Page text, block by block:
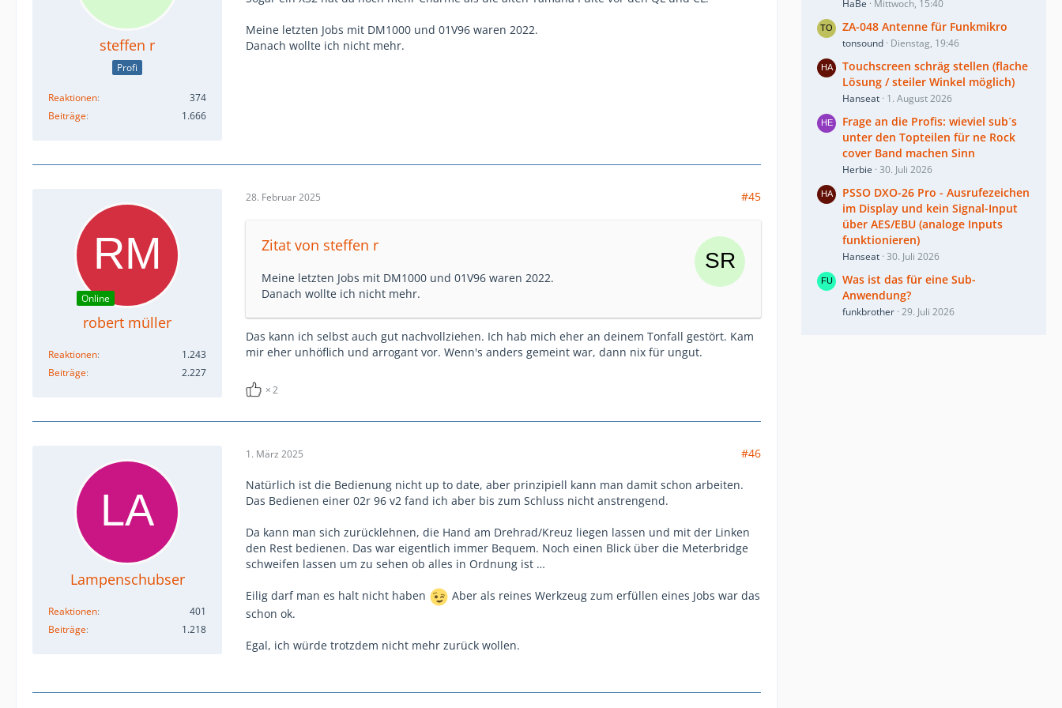
steffen r
Profi
Reaktionen
374
Beiträge
1.666
Meine letzten Jobs mit DM1000 und 01V96 waren 2022.
Danach wollte ich nicht mehr.
Online
robert müller
Reaktionen
1.243
Beiträge
2.227
28. Februar 2025 #45
Zitat von steffen r
Meine letzten Jobs mit DM1000 und 01V96 waren 2022.
Danach wollte ich nicht mehr.
Das kann ich selbst auch gut nachvollziehen. Ich hab mich eher an deinem Tonfall gestört. Kam
mir eher unhöflich und arrogant vor. Wenn's anders gemeint war, dann nix für ungut.
2
Lampenschubser
Reaktionen
401
Beiträge
1.218
1. März 2025 #46
Natürlich ist die Bedienung nicht up to date, aber prinzipiell kann man damit schon arbeiten.
Das Bedienen einer 02r 96 v2 fand ich aber bis zum Schluss nicht anstrengend.
Da kann man sich zurücklehnen, die Hand am Drehrad/Kreuz liegen lassen und mit der Linken
den Rest bedienen. Das war eigentlich immer Bequem. Noch einen Blick über die Meterbridge
schweifen lassen um zu sehen ob alles in Ordnung ist …
Eilig darf man es halt nicht haben
Aber als reines Werkzeug zum erfüllen eines Jobs war das
schon ok.
Egal, ich würde trotzdem nicht mehr zurück wollen.
HaBe Mittwoch, 15:40
ZA-048 Antenne für Funkmikro
tonsound Dienstag, 19:46
Touchscreen schräg stellen (flache
Lösung / steiler Winkel möglich)
Hanseat 1. August 2026
Frage an die Profis: wieviel sub´s
unter den Topteilen für ne Rock
cover Band machen Sinn
Herbie 30. Juli 2026
PSSO DXO-26 Pro - Ausrufezeichen
im Display und kein Signal-Input
über AES/EBU (analoge Inputs
funktionieren)
Hanseat 30. Juli 2026
Was ist das für eine Sub-
Anwendung?
funkbrother 29. Juli 2026